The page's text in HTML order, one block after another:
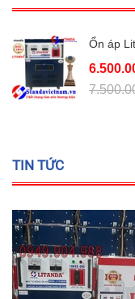
Ổn áp
TIN TỨC